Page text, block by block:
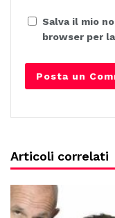
Salva il mio
browser per
Articoli correlati